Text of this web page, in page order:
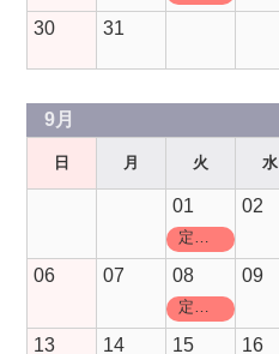
30 31
9月
日 月 火 水
01
定休日
02
06 07 08
定休日
09
13 14 15 16